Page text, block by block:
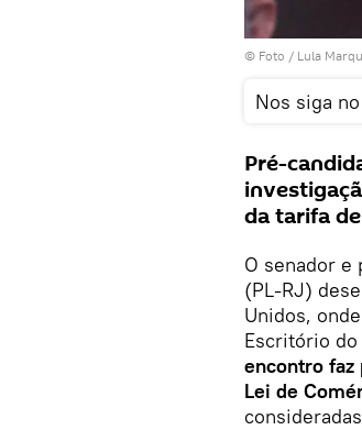
© Foto / Lula
Nos siga no
Pré-
da tarifa
O senador e
(PL-RJ)
Unidos,
Escritório do
encontro faz
Lei de